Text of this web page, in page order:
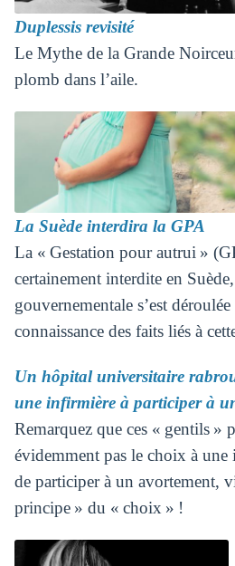
Duplessis revisité
Le Mythe de la Grande
plomb dans l’aile.
La Suède interdira la GPA
La « Gestation pour autrui »
certainement interdite en
gouvernementale s’est
connaissance des faits liés à
Un hôpital universitaire
une infirmière à participer à
Remarquez que ces « gentils »
évidemment pas le choix à une
de participer à un avortement,
principe » du « choix » !